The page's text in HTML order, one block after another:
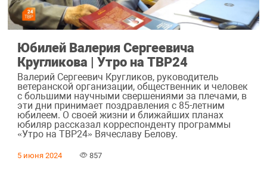
Юбилей Валерия Сергеевича
Кругликова | Утро на ТВР24
Валерий Сергеевич Кругликов, руководитель
ветеранской организации, общественник и человек
с большими научными свершениями за плечами, в
эти дни принимает поздравления с 85-летним
юбилеем. О своей жизни и ближайших планах
юбиляр рассказал корреспонденту программы
«Утро на ТВР24» Вячеславу Белову.
5 июня 2024 857